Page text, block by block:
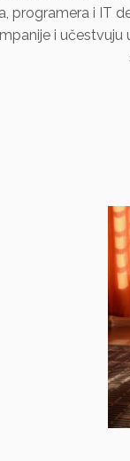
programera i IT
i učestvuju